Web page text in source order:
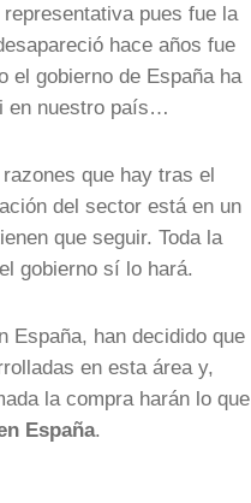
pues fue la
hace años fue
el gobierno de España ha
en nuestro país…
que hay tras el
del sector está en un
que seguir. Toda la
gobierno sí lo hará.
España, han decidido que
en esta área y,
la compra harán lo que
España.